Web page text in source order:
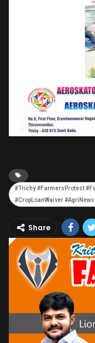
#Trichy #FarmersProtest
#CropLoanWaiver
Share